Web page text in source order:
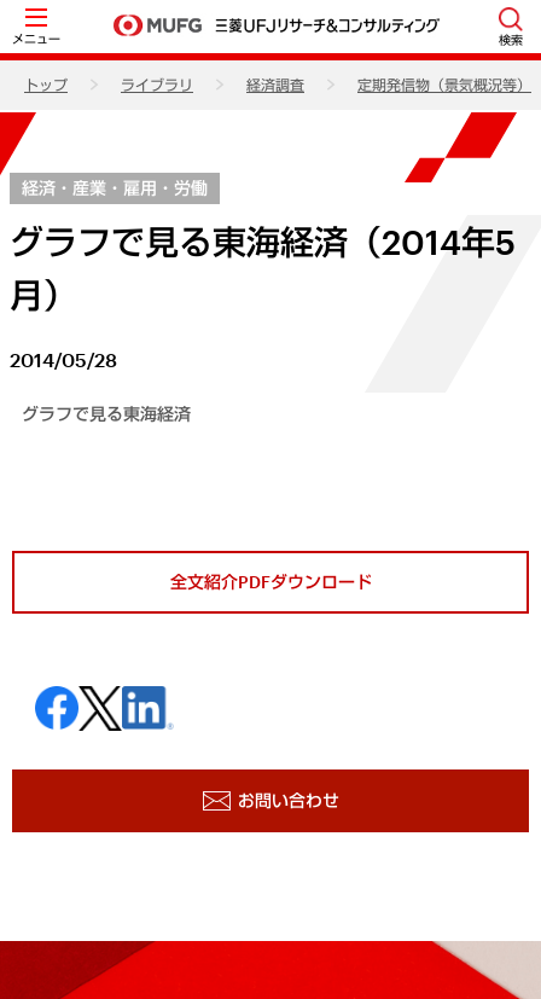
メニュー 検索
トップ ライブラリ 経済調査 定期発信物（景気概況等）
経済・産業・雇用・労働
グラフで見る東海経済（2014年5
月）
2014/05/28
グラフで見る東海経済
全文紹介PDFダウンロード
お問い合わせ